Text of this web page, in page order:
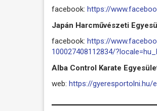
facebook: https://
Japán Harcművészeti
facebook: https://
100027408112834/
Alba Control Karate
web: https://gyeresportolni.hu/